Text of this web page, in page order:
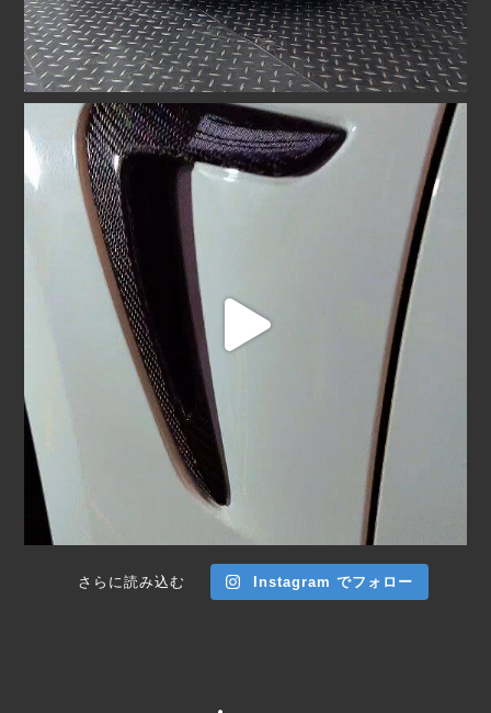
さらに読み込む Instagram でフォロー